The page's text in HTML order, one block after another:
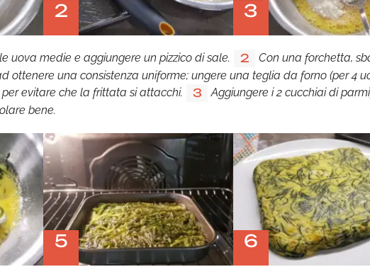
2 3
uova medie e aggiungere un pizzico di sale. 2
Con una forchetta,
ottenere una consistenza uniforme; ungere una teglia da forno (per 4
evitare che la frittata si attacchi.
3
Aggiungere i 2 cucchiai di
bene.
5 6